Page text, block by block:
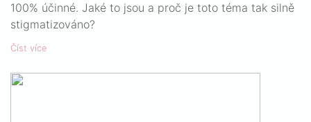
100% účinné. Jaké to jsou a proč je toto téma tak silně
stigmatizováno?
Číst více